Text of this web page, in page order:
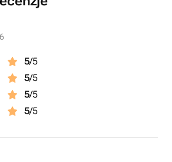
чтобы добавить нотку элегантности
5/5
5/5
5/5
5/5